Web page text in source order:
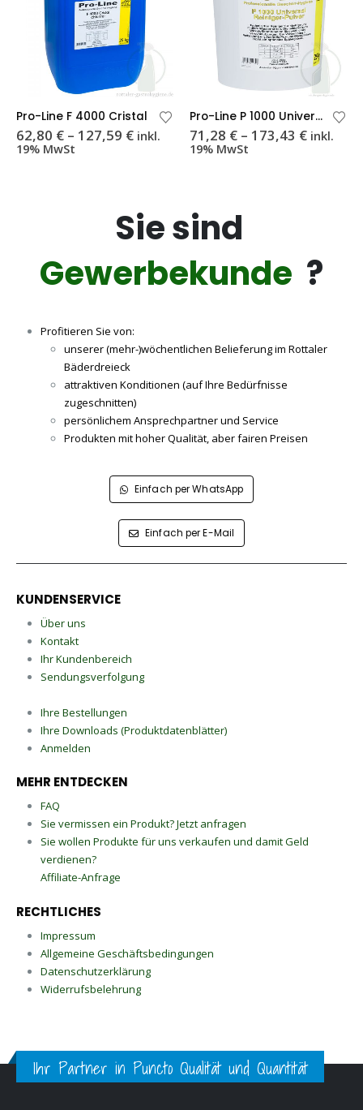
Pro-Line F 4000 Cristal
62,80 € – 127,59 €Preisspanne:
inkl.
19% MwSt
Pro-Line P 1000 Universal
71,28 € – 173,43 € inkl.
19% MwSt
Sie sind
Gewerbekunde ?
Profitieren Sie von:
unserer (mehr-)wöchentlichen Belieferung im Rottaler
Bäderdreieck
attraktiven Konditionen (auf Ihre Bedürfnisse
zugeschnitten)
persönlichem Ansprechpartner und Service
Produkten mit hoher Qualität, aber fairen Preisen
Einfach per WhatsApp
Einfach per E-Mail
KUNDENSERVICE
Über uns
Kontakt
Ihr Kundenbereich
Sendungsverfolgung
Ihre Bestellungen
Ihre Downloads (Produktdatenblätter)
Anmelden
MEHR ENTDECKEN
FAQ
Sie vermissen ein Produkt? Jetzt anfragen
Sie wollen Produkte für uns verkaufen und damit Geld
verdienen?
Affiliate-Anfrage
RECHTLICHES
Impressum
Allgemeine Geschäftsbedingungen
Datenschutzerklärung
Widerrufsbelehrung
Ihr Partner in Puncto Qualität und Quantität